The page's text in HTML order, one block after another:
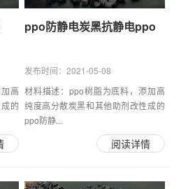
高
的
ppo防静电炭黑抗静电ppo
发布时间：2021-05-08
材料描述：ppo树脂为底料，添加高
纯度高分散炭黑和其他助剂改性成的
ppo防静...
阅读详情